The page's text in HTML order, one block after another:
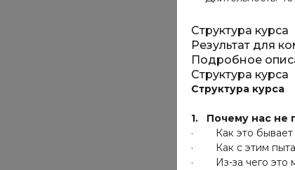
Структура курса
Результат для
Подробное
Структура курса
Структура курса
1. Почему нас не
· Как это бывает
· Как с этим
· Из-за чего это